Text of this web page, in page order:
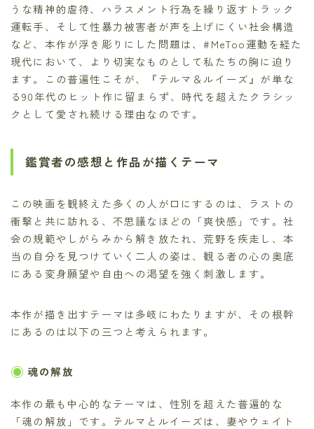
うな精神的虐待、ハラスメント行為を繰り返すトラック
運転手、そして性暴力被害者が声を上げにくい社会構造
など、本作が浮き彫りにした問題は、#MeToo運動を経た
現代において、より切実なものとして私たちの胸に迫り
ます。この普遍性こそが、『テルマ＆ルイーズ』が単な
る90年代のヒット作に留まらず、時代を超えたクラシッ
クとして愛され続ける理由なのです。
鑑賞者の感想と作品が描くテーマ
この映画を観終えた多くの人が口にするのは、ラストの
衝撃と共に訪れる、不思議なほどの「爽快感」です。社
会の規範やしがらみから解き放たれ、荒野を疾走し、本
当の自分を見つけていく二人の姿は、観る者の心の奥底
にある変身願望や自由への渇望を強く刺激します。
本作が描き出すテーマは多岐にわたりますが、その根幹
にあるのは以下の三つと考えられます。
魂の解放
本作の最も中心的なテーマは、性別を超えた普遍的な
「魂の解放」です。テルマとルイーズは、妻やウェイト